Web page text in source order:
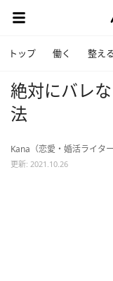
トップ 働く 整える
絶対にバレ
法
Kana（恋愛・婚活ライター
更新: 2021.10.26